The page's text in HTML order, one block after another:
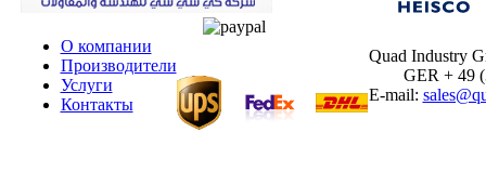
О компании
Производители
Услуги
Контакты
Quad Industry
GER + 49
E-mail: